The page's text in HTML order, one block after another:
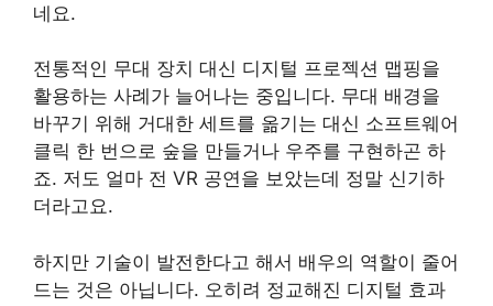
네요.
전통적인 무대 장치 대신 디지털 프로젝션 맵핑을
활용하는 사례가 늘어나는 중입니다. 무대 배경을
바꾸기 위해 거대한 세트를 옮기는 대신 소프트웨어
클릭 한 번으로 숲을 만들거나 우주를 구현하곤 하
죠. 저도 얼마 전 VR 공연을 보았는데 정말 신기하
더라고요.
하지만 기술이 발전한다고 해서 배우의 역할이 줄어
드는 것은 아닙니다. 오히려 정교해진 디지털 효과